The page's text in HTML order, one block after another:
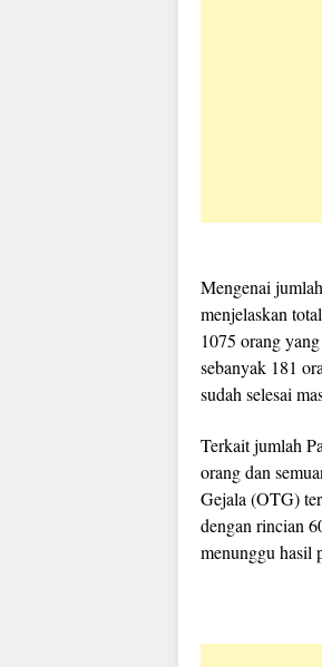
Mengenai
menjelaskan
1075 orang
sebanyak 181
sudah selesai
Terkait jumlah
orang dan
Gejala (OTG)
dengan rincian
menunggu hasil